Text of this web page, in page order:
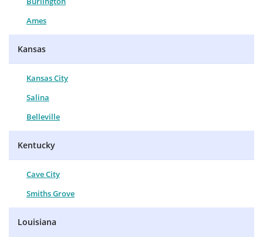
Ames
Kansas
Kansas City
Salina
Belleville
Kentucky
Cave City
Smiths Grove
Louisiana